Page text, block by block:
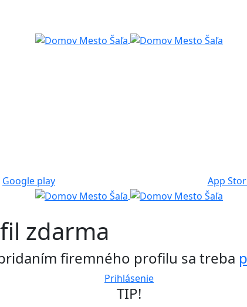
Google play App
zdarma
firemného profilu sa treba
Prihlásenie
TIP!